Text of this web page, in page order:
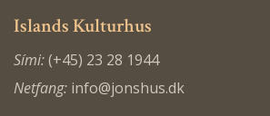
Islands Kulturhus
Sími:(+45) 23 28 1944
Netfang: info@jonshus.dk